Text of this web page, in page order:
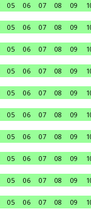
05 06 07 08 09
05 06 07 08 09
05 06 07 08 09
05 06 07 08 09
05 06 07 08 09
05 06 07 08 09
05 06 07 08 09
05 06 07 08 09
05 06 07 08 09
05 06 07 08 09